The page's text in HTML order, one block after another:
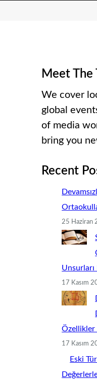
Meet The
We cover
global
of media
bring you
Recent
25 Haziran
17 Kasım
Özellikler
17 Kasım
Eski